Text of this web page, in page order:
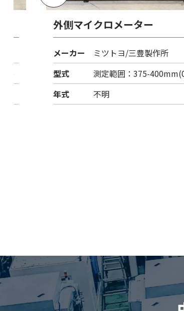
外側マイクロメーター
メーカー
ミツトヨ/三豊製作所
型式
測定範囲：375-
年式
不明